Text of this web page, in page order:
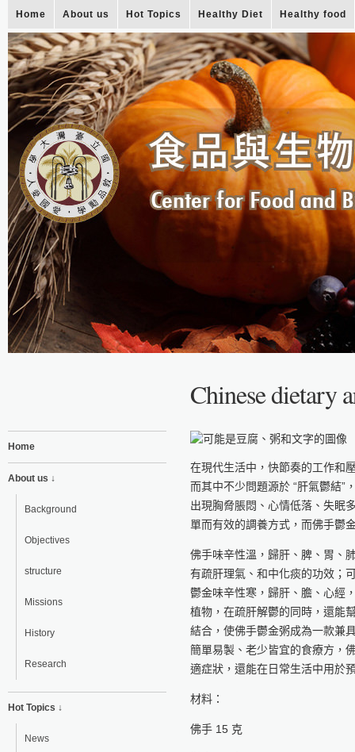
Home About us Hot Topics Healthy Diet Healthy food
Chinese dietary
Home
About us ↓
Background
Objectives
structure
Missions
History
Research
Hot Topics ↓
News
在現代生活中，快節奏的工作和
而其中不少問題源於 “肝氣鬱結”
出現胸脅脹悶、心情低落、失眠
單而有效的調養方式，而佛手鬱
佛手味辛性溫，歸肝、脾、胃、
有疏肝理氣、和中化痰的功效；
鬱金味辛性寒，歸肝、膽、心經
植物，在疏肝解鬱的同時，還能
結合，使佛手鬱金粥成為一款兼
簡單易製、老少皆宜的食療方，
適症狀，還能在日常生活中用於
材料：
佛手 15 克